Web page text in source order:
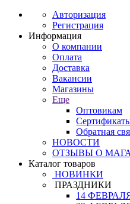
Авторизация
Регистрация
Информация
О компании
Оплата
Доставка
Вакансии
Магазины
Еще
Оптовикам
Обратная
НОВОСТИ
ОТЗЫВЫ О
Каталог товаров
НОВИНКИ
ПРАЗДНИКИ
14